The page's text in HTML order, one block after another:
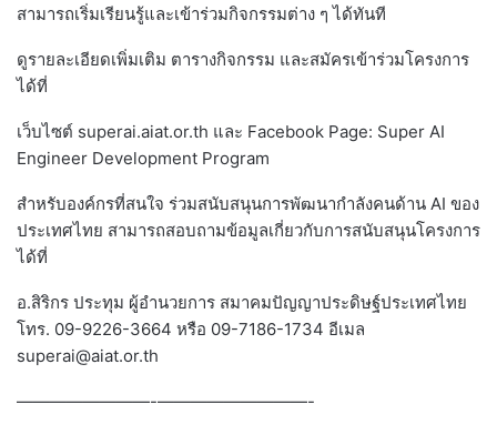
สามารถเริ่มเรียนรู้และเข้าร่วมกิจกรรมต่าง ๆ ได้ทันที
ดูรายละเอียดเพิ่มเติม ตารางกิจกรรม และสมัครเข้าร่วมโครงการ
ได้ที่
เว็บไซต์ superai.aiat.or.th และ Facebook Page: Super AI
Engineer Development Program
สำหรับองค์กรที่สนใจ ร่วมสนับสนุนการพัฒนากำลังคนด้าน AI ของ
ประเทศไทย สามารถสอบถามข้อมูลเกี่ยวกับการสนับสนุนโครงการ
ได้ที่
อ.สิริกร ประทุม ผู้อำนวยการ สมาคมปัญญาประดิษฐ์ประเทศไทย
โทร. 09-9226-3664 หรือ 09-7186-1734 อีเมล
superai@aiat.or.th
————————-—————————-